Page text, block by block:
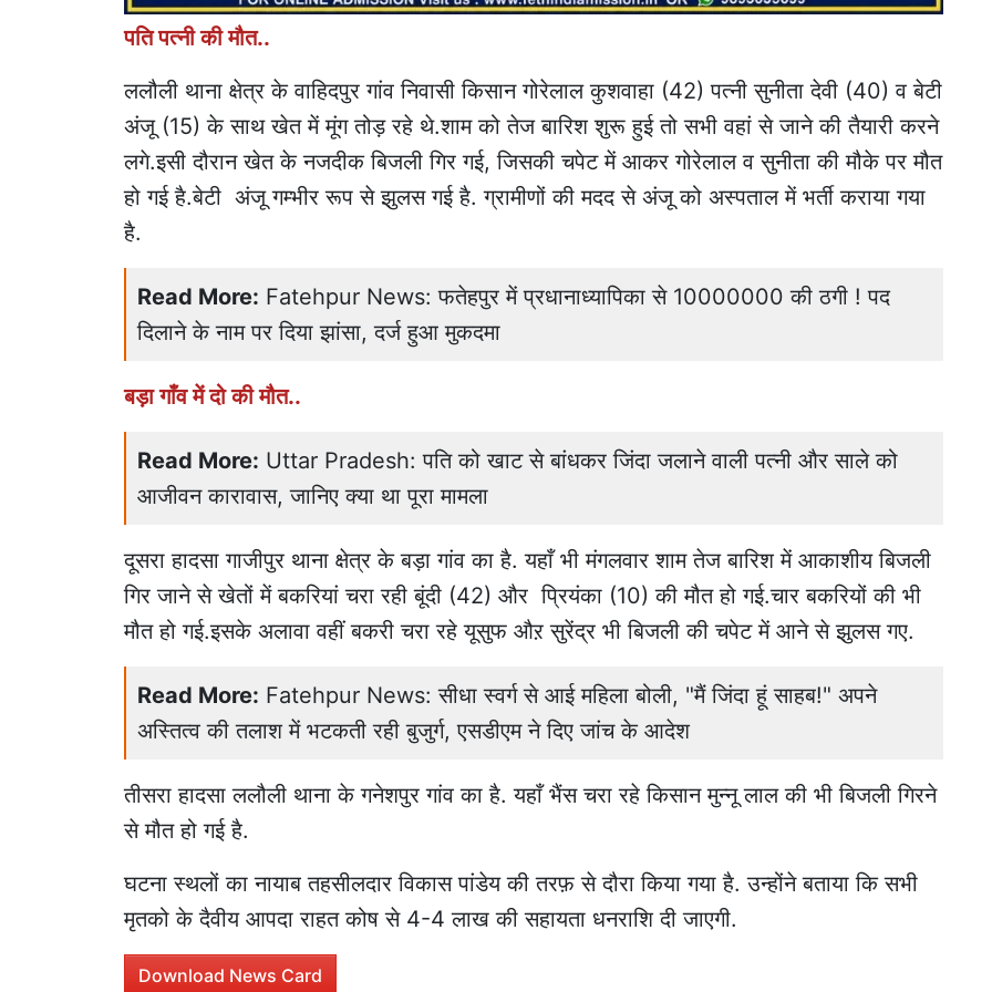
पति पत्नी की मौत..
ललौली थाना क्षेत्र के वाहिदपुर गांव निवासी किसान गोरेलाल कुशवाहा (42) पत्नी सुनीता देवी (40) व बेटी
अंजू (15) के साथ खेत में मूंग तोड़ रहे थे.शाम को तेज बारिश शुरू हुई तो सभी वहां से जाने की तैयारी करने
लगे.इसी दौरान खेत के नजदीक बिजली गिर गई, जिसकी चपेट में आकर गोरेलाल व सुनीता की मौके पर मौत
हो गई है.बेटी अंजू गम्भीर रूप से झुलस गई है. ग्रामीणों की मदद से अंजू को अस्पताल में भर्ती कराया गया
है.
Read More: Fatehpur News: फतेहपुर में प्रधानाध्यापिका से 10000000 की ठगी ! पद
दिलाने के नाम पर दिया झांसा, दर्ज हुआ मुकदमा
बड़ा गाँव में दो की मौत..
Read More: Uttar Pradesh: पति को खाट से बांधकर जिंदा जलाने वाली पत्नी और साले को
आजीवन कारावास, जानिए क्या था पूरा मामला
दूसरा हादसा गाजीपुर थाना क्षेत्र के बड़ा गांव का है. यहाँ भी मंगलवार शाम तेज बारिश में आकाशीय बिजली
गिर जाने से खेतों में बकरियां चरा रही बूंदी (42) और प्रियंका (10) की मौत हो गई.चार बकरियों की भी
मौत हो गई.इसके अलावा वहीं बकरी चरा रहे यूसुफ औऱ सुरेंद्र भी बिजली की चपेट में आने से झुलस गए.
Read More: Fatehpur News: सीधा स्वर्ग से आई महिला बोली, "मैं जिंदा हूं साहब!" अपने
अस्तित्व की तलाश में भटकती रही बुजुर्ग, एसडीएम ने दिए जांच के आदेश
तीसरा हादसा ललौली थाना के गनेशपुर गांव का है. यहाँ भैंस चरा रहे किसान मुन्नू लाल की भी बिजली गिरने
से मौत हो गई है.
घटना स्थलों का नायाब तहसीलदार विकास पांडेय की तरफ़ से दौरा किया गया है. उन्होंने बताया कि सभी
मृतको के दैवीय आपदा राहत कोष से 4-4 लाख की सहायता धनराशि दी जाएगी.
Download News Card